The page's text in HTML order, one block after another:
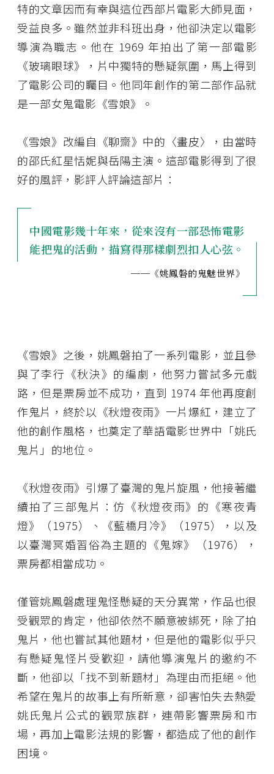
特的文章因而有幸與這位西部片電影大師見面，
受益良多。雖然並非科班出身，他卻決定以電影
導演為職志。他在 1969 年拍出了第一部電影
《玻璃眼球》，片中獨特的懸疑氛圍，馬上得到
了電影公司的矚目。他同年創作的第二部作品就
是一部女鬼電影《雪娘》。
《雪娘》改編自《聊齋》中的〈畫皮〉，由當時
的邵氏紅星恬妮與岳陽主演。這部電影得到了很
好的風評，影評人評論這部片：
中國電影幾十年來，從來沒有一部恐怖電影
能把鬼的活動，描寫得那樣劇烈扣人心弦。
──《姚鳳磐的鬼魅世界》
《雪娘》之後，姚鳳磐拍了一系列電影，並且參
與了李行《秋決》的編劇，他努力嘗試多元戲
路，但是票房並不成功，直到 1974 年他再度創
作鬼片，終於以《秋燈夜雨》一片爆紅，建立了
他的創作風格，也奠定了華語電影世界中「姚氏
鬼片」的地位。
《秋燈夜雨》引爆了臺灣的鬼片旋風，他接著繼
續拍了三部鬼片：仿《秋燈夜雨》的《寒夜青
燈》（1975）、《藍橋月冷》（1975），以及
以臺灣冥婚習俗為主題的《鬼嫁》（1976），
票房都相當成功。
僅管姚鳳磐處理鬼怪懸疑的天分異常，作品也很
受觀眾的肯定，他卻依然不願意被綁死，除了拍
鬼片，他也嘗試其他題材，但是他的電影似乎只
有懸疑鬼怪片受歡迎，請他導演鬼片的邀約不
斷，他卻以「找不到新題材」為理由而拒絕。他
希望在鬼片的故事上有所新意，卻害怕失去熱愛
姚氏鬼片公式的觀眾族群，連帶影響票房和市
場，再加上電影法規的影響，都造成了他的創作
困境。